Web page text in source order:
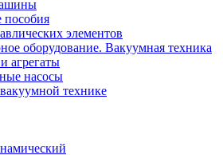
элементов
оборудование. Вакуумная техника
агрегаты
насосы
технике